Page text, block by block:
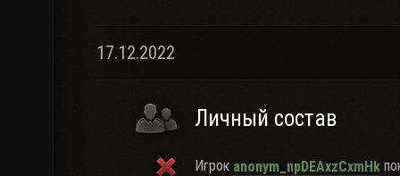
17.12.2022
Личный состав
Игрок anonym_npDEAxzCxmHk